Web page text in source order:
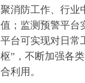
聚消防工作、行业
值；监测预警平台
平台可实现对日常
枢”，不断加强各
合利用。